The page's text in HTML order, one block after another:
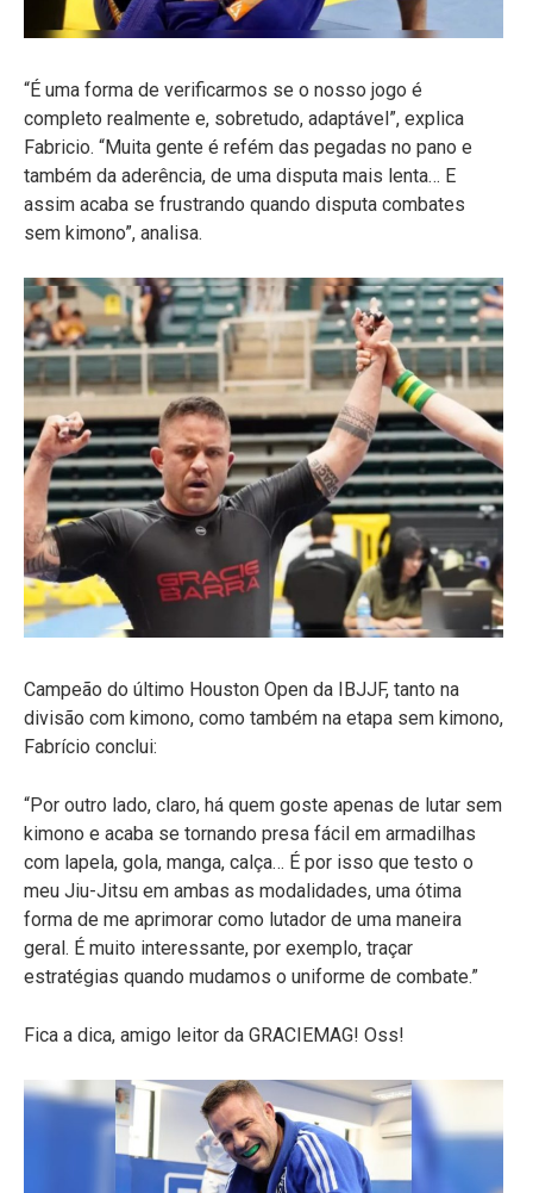
“É uma forma de verificarmos se o nosso jogo é
completo realmente e, sobretudo, adaptável”, explica
Fabricio. “Muita gente é refém das pegadas no pano e
também da aderência, de uma disputa mais lenta… E
assim acaba se frustrando quando disputa combates
sem kimono”, analisa.
Campeão do último Houston Open da IBJJF, tanto na
divisão com kimono, como também na etapa sem kimono,
Fabrício conclui:
“Por outro lado, claro, há quem goste apenas de lutar sem
kimono e acaba se tornando presa fácil em armadilhas
com lapela, gola, manga, calça… É por isso que testo o
meu Jiu-Jitsu em ambas as modalidades, uma ótima
forma de me aprimorar como lutador de uma maneira
geral. É muito interessante, por exemplo, traçar
estratégias quando mudamos o uniforme de combate.”
Fica a dica, amigo leitor da GRACIEMAG! Oss!